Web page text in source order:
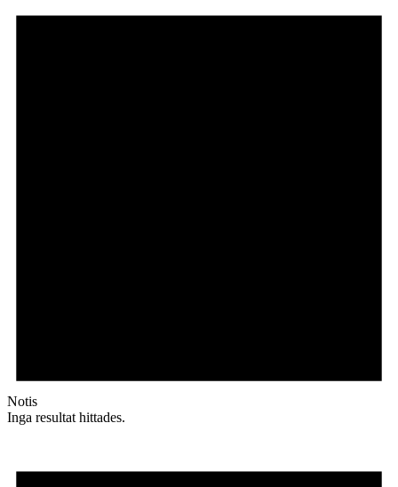
Notis
Inga resultat hittades.